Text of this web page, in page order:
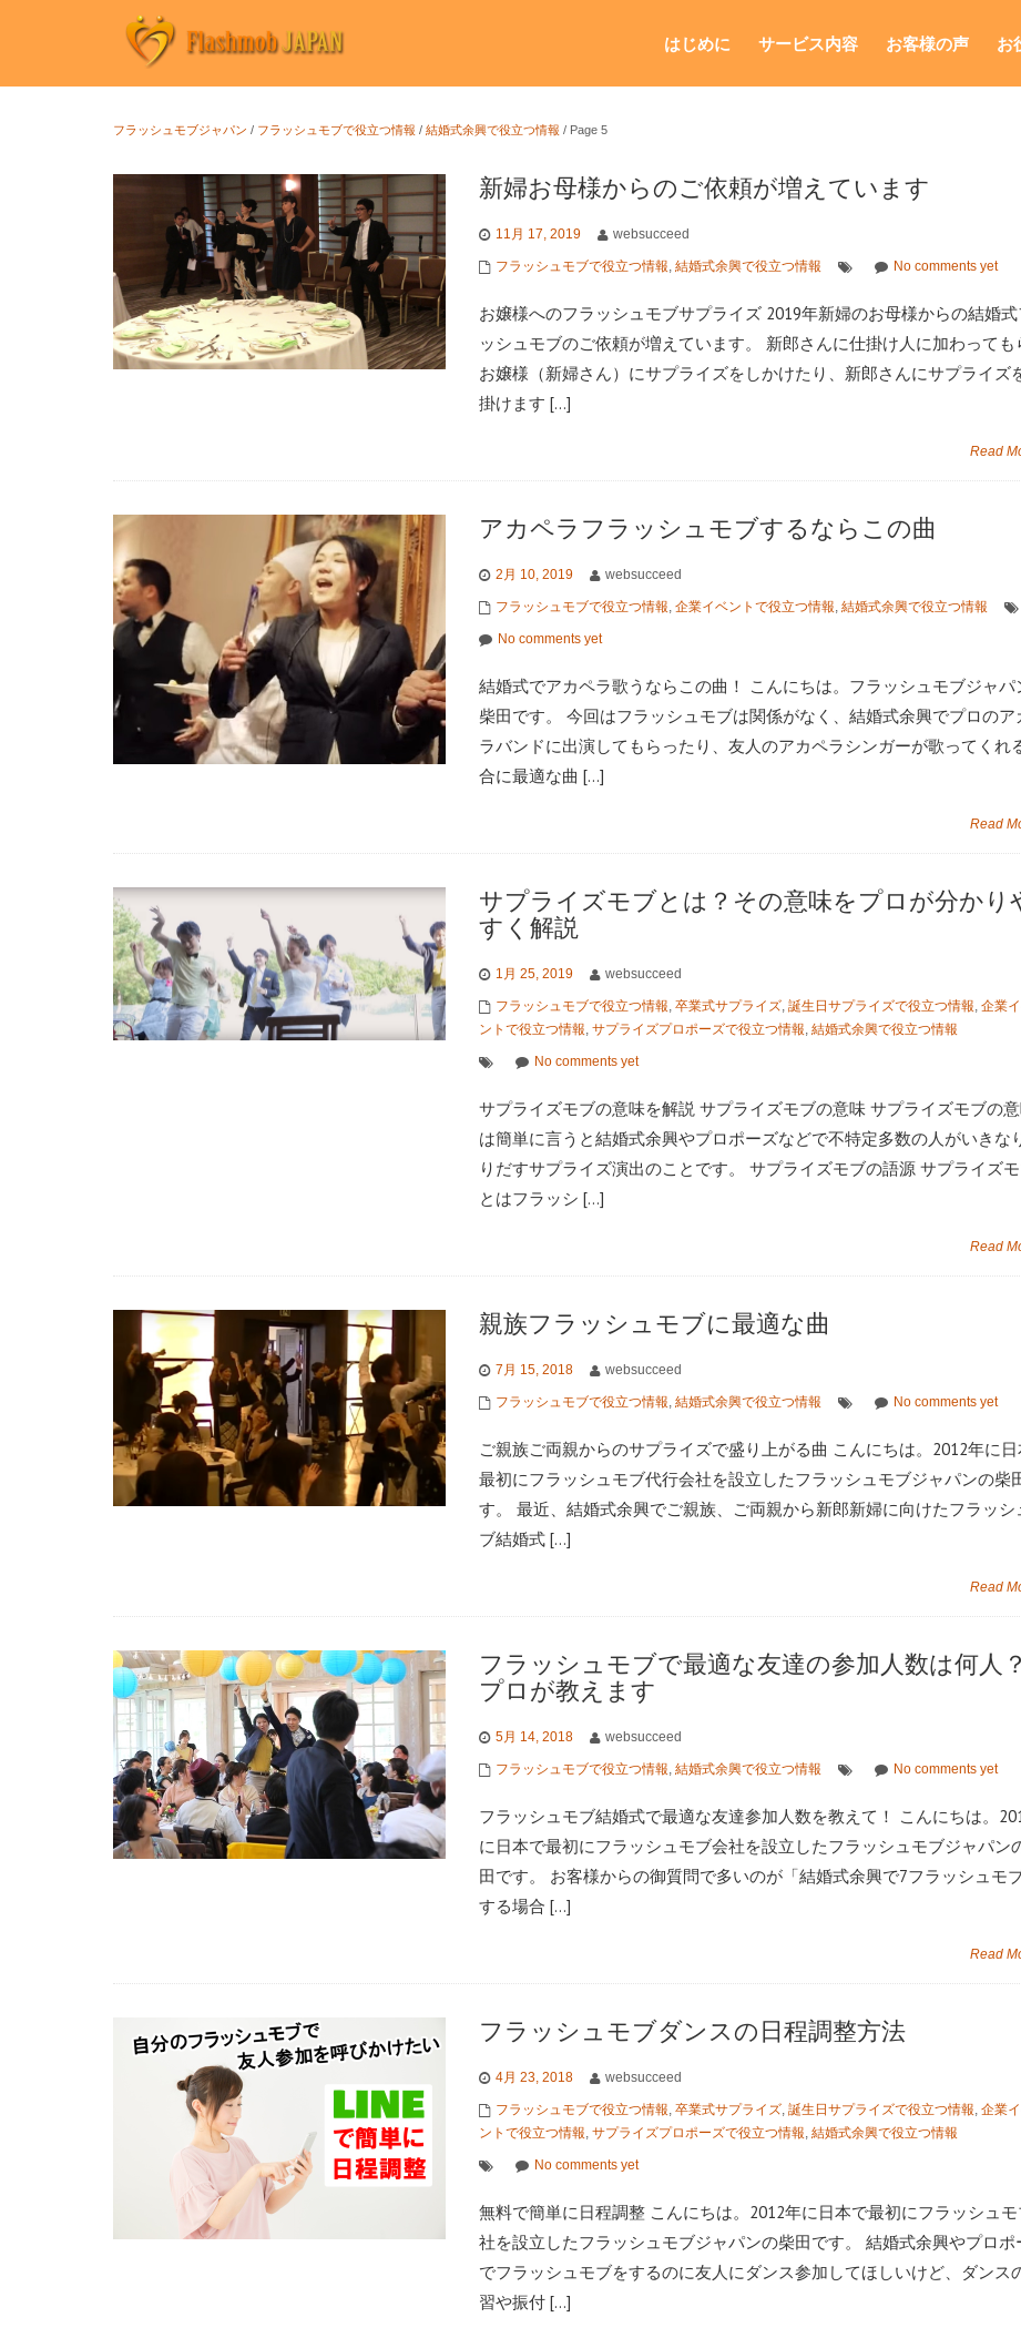
はじめに サービス内容 お客様の声 お
フラッシュモブジャパン / フラッシュモブで役立つ情報 / 結婚式余興で役立つ情報 / Page 5
新婦お母様からのご依頼が増えています
11月 17, 2019 websucceed
フラッシュモブで役立つ情報, 結婚式余興で役立つ情報 No comments yet
お嬢様へのフラッシュモブサプライズ 2019年新婦のお母様からの結婚式
ッシュモブのご依頼が増えています。 新郎さんに仕掛け人に加わっても
お嬢様（新婦さん）にサプライズをしかけたり、新郎さんにサプライズ
掛けます […]
Read
アカペラフラッシュモブするならこの曲
2月 10, 2019 websucceed
フラッシュモブで役立つ情報, 企業イベントで役立つ情報, 結婚式余興で役立つ情報
No comments yet
結婚式でアカペラ歌うならこの曲！ こんにちは。フラッシュモブジャパ
柴田です。 今回はフラッシュモブは関係がなく、結婚式余興でプロのア
ラバンドに出演してもらったり、友人のアカペラシンガーが歌ってくれ
合に最適な曲 […]
Read
サプライズモブとは？その意味をプロが分かり
すく解説
1月 25, 2019 websucceed
フラッシュモブで役立つ情報, 卒業式サプライズ, 誕生日サプライズで役立つ情報, 企業
ントで役立つ情報, サプライズプロポーズで役立つ情報, 結婚式余興で役立つ情報
No comments yet
サプライズモブの意味を解説 サプライズモブの意味 サプライズモブの
は簡単に言うと結婚式余興やプロポーズなどで不特定多数の人がいきな
りだすサプライズ演出のことです。 サプライズモブの語源 サプライズ
とはフラッシ […]
Read
親族フラッシュモブに最適な曲
7月 15, 2018 websucceed
フラッシュモブで役立つ情報, 結婚式余興で役立つ情報 No comments yet
ご親族ご両親からのサプライズで盛り上がる曲 こんにちは。2012年に
最初にフラッシュモブ代行会社を設立したフラッシュモブジャパンの柴
す。 最近、結婚式余興でご親族、ご両親から新郎新婦に向けたフラッシ
ブ結婚式 […]
Read
フラッシュモブで最適な友達の参加人数は何人？
プロが教えます
5月 14, 2018 websucceed
フラッシュモブで役立つ情報, 結婚式余興で役立つ情報 No comments yet
フラッシュモブ結婚式で最適な友達参加人数を教えて！ こんにちは。
に日本で最初にフラッシュモブ会社を設立したフラッシュモブジャパン
田です。 お客様からの御質問で多いのが「結婚式余興で7フラッシュモ
する場合 […]
Read
フラッシュモブダンスの日程調整方法
4月 23, 2018 websucceed
フラッシュモブで役立つ情報, 卒業式サプライズ, 誕生日サプライズで役立つ情報, 企業
ントで役立つ情報, サプライズプロポーズで役立つ情報, 結婚式余興で役立つ情報
No comments yet
無料で簡単に日程調整 こんにちは。2012年に日本で最初にフラッシュモ
社を設立したフラッシュモブジャパンの柴田です。 結婚式余興やプロポ
でフラッシュモブをするのに友人にダンス参加してほしいけど、ダンス
習や振付 […]